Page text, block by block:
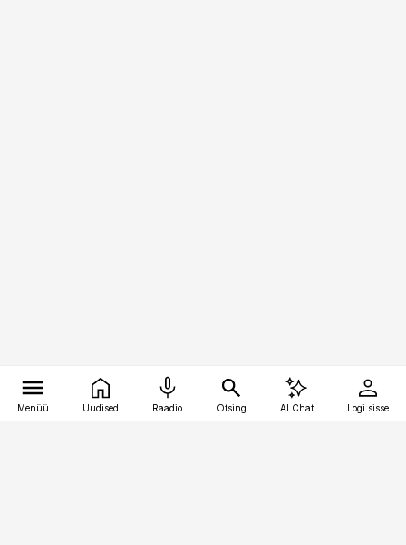
Menüü Uudised Raadio Otsing AI Chat Logi sisse